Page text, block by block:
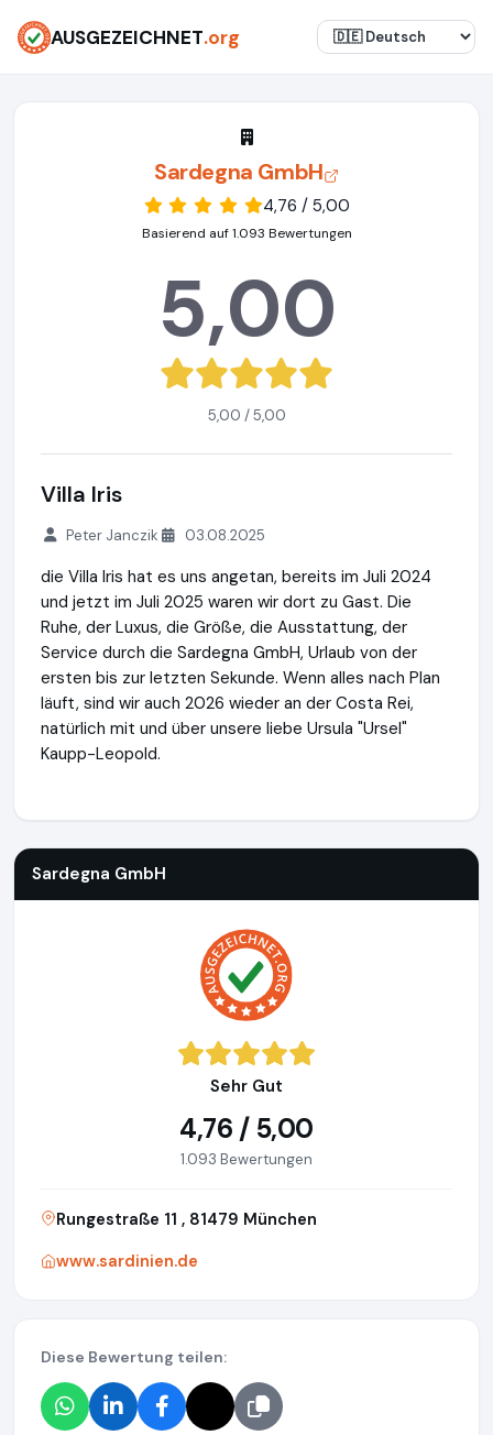
AUSGEZEICHNET.org
Sardegna GmbH
4,76 / 5,00
Basierend auf 1.093 Bewertungen
5,00
5,00 / 5,00
Villa Iris
Peter Janczik 03.08.2025
die Villa Iris hat es uns angetan, bereits im Juli 2024
und jetzt im Juli 2025 waren wir dort zu Gast. Die
Ruhe, der Luxus, die Größe, die Ausstattung, der
Service durch die Sardegna GmbH, Urlaub von der
ersten bis zur letzten Sekunde. Wenn alles nach Plan
läuft, sind wir auch 2026 wieder an der Costa Rei,
natürlich mit und über unsere liebe Ursula "Ursel"
Kaupp-Leopold.
Sardegna GmbH
Sehr Gut
4,76 / 5,00
1.093 Bewertungen
Rungestraße 11 , 81479 München
www.sardinien.de
Diese Bewertung teilen: